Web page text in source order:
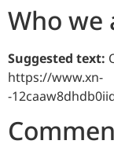
Who we
Suggested text:
https://www.xn-
-